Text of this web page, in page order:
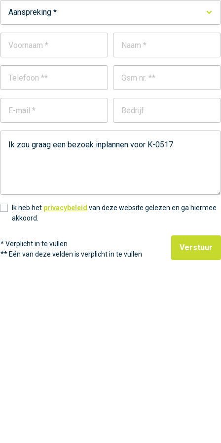
Aanspreking *
Ik heb het privacybeleid van deze website gelezen en ga hiermee
akkoord.
*Verplicht in te vullen
** Eén van deze velden is verplicht in te vullen
Verstuur